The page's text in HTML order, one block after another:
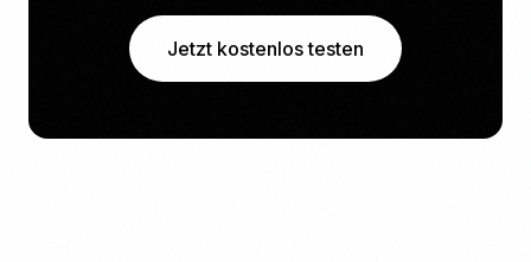
Jetzt kostenlos testen